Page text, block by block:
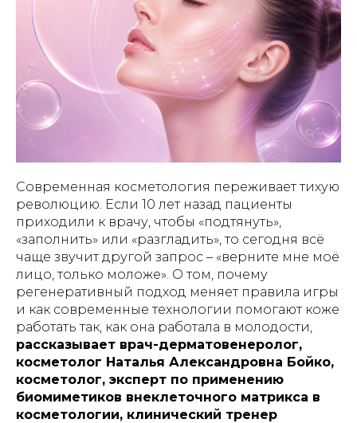
Современная косметология переживает тихую
революцию. Если 10 лет назад пациенты
приходили к врачу, чтобы «подтянуть»,
«заполнить» или «разгладить», то сегодня всё
чаще звучит другой запрос – «верните мне моё
лицо, только моложе». О том, почему
регенеративный подход меняет правила игры
и как современные технологии помогают коже
работать так, как она работала в молодости,
рассказывает врач-дерматовенеролог,
косметолог Наталья Александровна Бойко,
косметолог, эксперт по применению
биомиметиков внеклеточного матрикса в
косметологии, клинический тренер